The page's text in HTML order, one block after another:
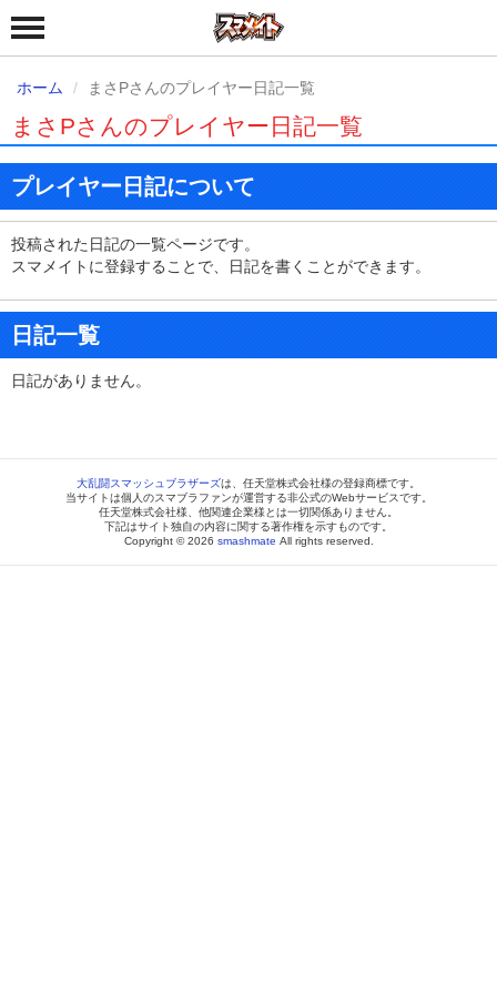
ホーム まさPさんのプレイヤー日記一覧
まさPさんのプレイヤー日記一覧
プレイヤー日記について
投稿された日記の一覧ページです。
スマメイトに登録することで、日記を書くことができます。
日記一覧
日記がありません。
大乱闘スマッシュブラザーズは、任天堂株式会社様の登録商標です。
当サイトは個人のスマブラファンが運営する非公式のWebサービスです。
任天堂株式会社様、他関連企業様とは一切関係ありません。
下記はサイト独自の内容に関する著作権を示すものです。
Copyright © 2026 smashmate All rights reserved.